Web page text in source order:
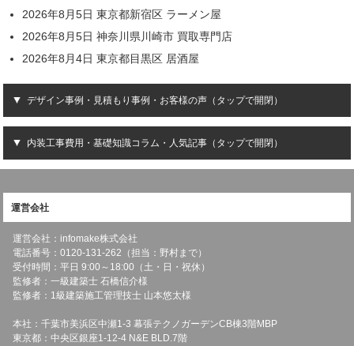
2026年8月5日 東京都新宿区 ラーメン屋
2026年8月5日 神奈川県川崎市 買取専門店
2026年8月4日 東京都目黒区 居酒屋
デザイン事例・見積もり事例・お客様の声（タップで開閉）
内装工事費用・基礎知識コラム・人気記事（タップで開閉）
運営会社
運営会社：infomake株式会社
電話番号：0120-131-262（担当：野村まで）
受付時間：平日 9:00～18:00（土・日・祝休）
監修者：一級建築士 石橋信介様
監修者：1級建築施工管理技士 山本悠太様
本社：千葉市美浜区中瀬1-3 幕張テクノガーデンCB棟3階MBP
東京都：中央区銀座1-12-4 N&E BLD.7階